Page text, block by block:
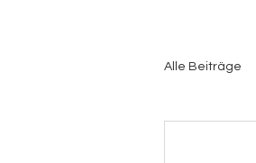
Alle Beiträge